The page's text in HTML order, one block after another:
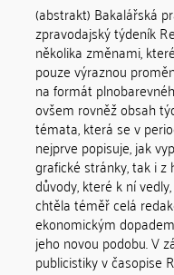
(abstrakt) Bakalářská
zpravodajský týdeník
několika změnami,
pouze výraznou
na formát
ovšem rovněž obsah
témata, která se v
nejprve popisuje, jak
grafické stránky, tak i
důvody, které k ní
chtěla téměř celá
ekonomickým
jeho novou podobu. V
publicistiky v časopise